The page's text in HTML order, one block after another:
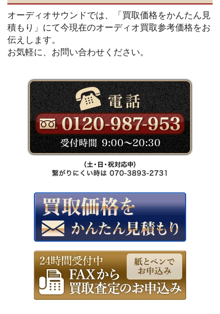
オーディオサウンドでは、「買取価格をかんたん見
積もり」にて今現在のオーディオ買取参考価格をお
伝えします。
お気軽に、お問い合わせください。